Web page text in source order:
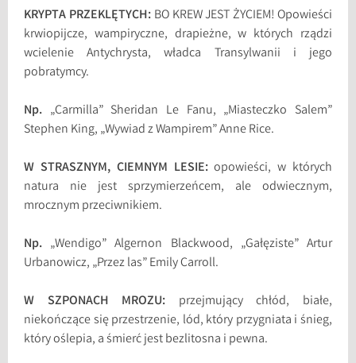
KRYPTA PRZEKLĘTYCH: BO KREW JEST ŻYCIEM! Opowieści
krwiopijcze, wampiryczne, drapieżne, w których rządzi
wcielenie Antychrysta, władca Transylwanii i jego
pobratymcy.
Np. „Carmilla” Sheridan Le Fanu, „Miasteczko Salem”
Stephen King, „Wywiad z Wampirem” Anne Rice.
W STRASZNYM, CIEMNYM LESIE:opowieści, w których
natura nie jest sprzymierzeńcem, ale odwiecznym,
mrocznym przeciwnikiem.
Np. „Wendigo” Algernon Blackwood, „Gałęziste” Artur
Urbanowicz, „Przez las” Emily Carroll.
W SZPONACH MROZU: przejmujący chłód, białe,
niekończące się przestrzenie, lód, który przygniata i śnieg,
który oślepia, a śmierć jest bezlitosna i pewna.